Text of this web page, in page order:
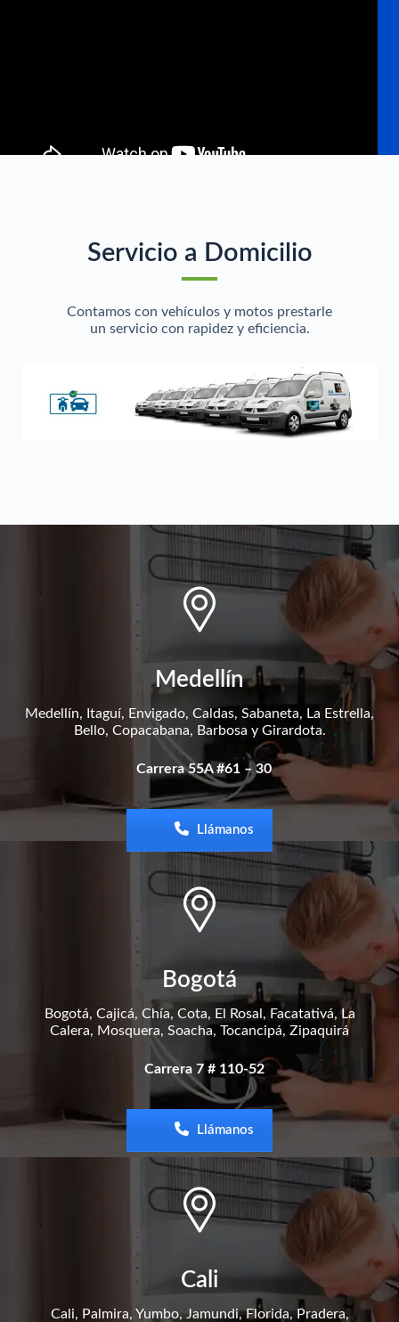
Servicio a Domicilio
Contamos con vehículos y motos prestarle
un servicio con rapidez y eficiencia.
Medellín
Medellín, Itaguí, Envigado, Caldas, Sabaneta, La Estrella,
Bello, Copacabana, Barbosa y Girardota.
Carrera 55A #61 – 30
Llámanos
Bogotá
Bogotá, Cajicá, Chía, Cota, El Rosal, Facatativá, La
Calera, Mosquera, Soacha, Tocancipá, Zipaquirá
Carrera 7 # 110-52
Llámanos
Cali
Cali, Palmira, Yumbo, Jamundi, Florida, Pradera,